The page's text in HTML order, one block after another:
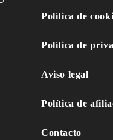
Política de
Política de
Aviso legal
Política de
Contacto